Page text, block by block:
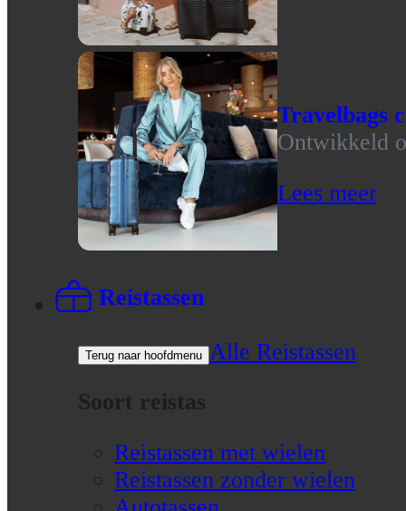
Travelbags
Ontwikkeld
Lees meer
Reistassen
Terug naar hoofdmenu
Alle Reistassen
Soort reistas
Reistassen met wielen
Reistassen zonder wielen